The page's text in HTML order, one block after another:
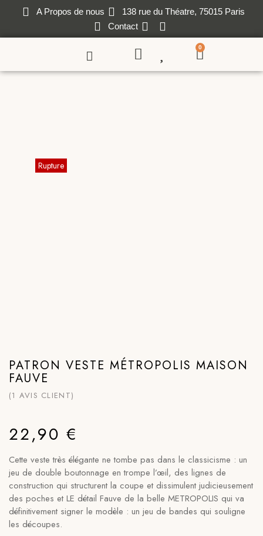
A Propos de nous
138 rue du Théatre, 75015 Paris
Contact
0
PATRON VESTE MÉTROPOLIS MAISON
FAUVE
(1 AVIS CLIENT)
22,90 €
Cette veste très élégante ne tombe pas dans le classicisme : un
jeu de double boutonnage en trompe l’œil, des lignes de
construction qui structurent la coupe et dissimulent judicieusement
des poches et LE détail Fauve de la belle METROPOLIS qui va
définitivement signer le modèle : un jeu de bandes qui souligne
les découpes.